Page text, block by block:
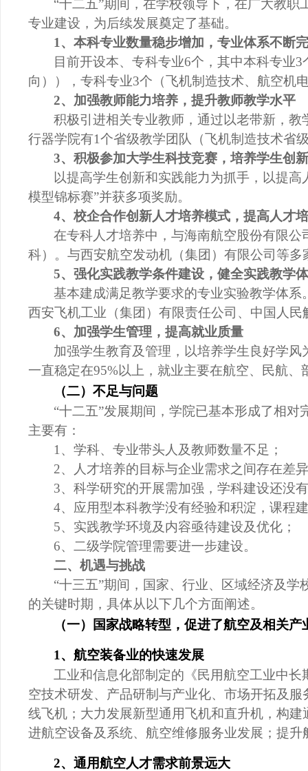
“十二五”期间，在学校领导下，在广大教
专业建设，为后续发展奠定了基础。
1、本科专业数量稳步增加， 专业体系不断
目前开设本、专科专业6个， 其中本科专业3
向）），专科专业3个（飞机制造技术、航空机
2、加强教师能力培养，提升教师教学水平
积极引进相关专业教师，通过以老带新，
行器学院有1个省级教学团队（飞机制造技术省
3、积极参加大学生科技竞赛，培养学生创
以提高学生创新和实践能力为抓手，以提
模型锦标赛”并获多项奖励。
4、校企合作创新人才培养模式，提高人才
在专科人才培养中，与海南航空股份有限
科）。与西安航空发动机（集团）有限公司等
5、强化实践教学条件建设，健全实践教学
基本建成满足教学要求的专业实验教学体
西安飞机工业（集团）有限责任公司、中国人民
6、加强学生管理，提高就业质量
加强学生教育及管理，以培养学生良好学
一直稳定在95%以上，就业主要在航空、民航、
（二）不足与问题
“十二五”发展期间，学院已基本形成了相
主要有：
1、学科、专业带头人及教师数量不足；
2、人才培养的目标与企业需求之间存在差
3、科学研究的开展需加强，学科建设还没
4、应用型本科教学没有经验和积淀，课程
5、实践教学环境及内容亟待建设及优化；
6、二级学院管理需要进一步建设。
二、机遇与挑战
“十三五”期间，国家、行业、区域经济及
的关键时期，具体从以下几个方面阐述。
（一）国家战略转型，促进了航空及相关产
1、航空装备业的快速发展
工业和信息化部制定的《民用航空工业中长
空技术研发、产品研制与产业化、市场开拓及
线飞机；大力发展新型通用飞机和直升机，构
进航空设备及系统、航空维修服务业发展；提
2、通用航空人才需求前景远大